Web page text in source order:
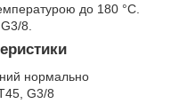
до 180 °C.
8.
нормально
G3/8